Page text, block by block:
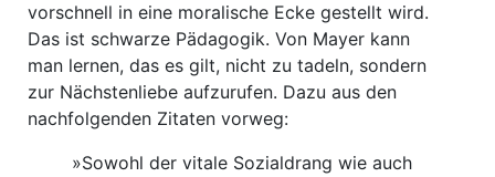
vorschnell in eine moralische Ecke gestellt wird.
Das ist schwarze Pädagogik. Von Mayer kann
man lernen, das es gilt, nicht zu tadeln, sondern
zur Nächstenliebe aufzurufen. Dazu aus den
nachfolgenden Zitaten vorweg:
»Sowohl der vitale Sozialdrang wie auch